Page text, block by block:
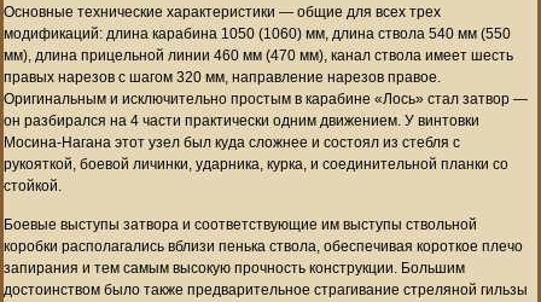
Основные технические характеристики — общие для всех трех
модификаций: длина карабина 1050 (1060) мм, длина ствола 540 мм (550
мм), длина прицельной линии 460 мм (470 мм), канал ствола имеет шесть
правых нарезов с шагом 320 мм, направление нарезов правое.
Оригинальным и исключительно простым в карабине «Лось» стал затвор —
он разбирался на 4 части практически одним движением. У винтовки
Мосина-Нагана этот узел был куда сложнее и состоял из стебля с
рукояткой, боевой личинки, ударника, курка, и соединительной планки со
стойкой.
Боевые выступы затвора и соответствующие им выступы ствольной
коробки располагались вблизи пенька ствола, обеспечивая короткое плечо
запирания и тем самым высокую прочность конструкции. Большим
достоинством было также предварительное страгивание стреляной гильзы